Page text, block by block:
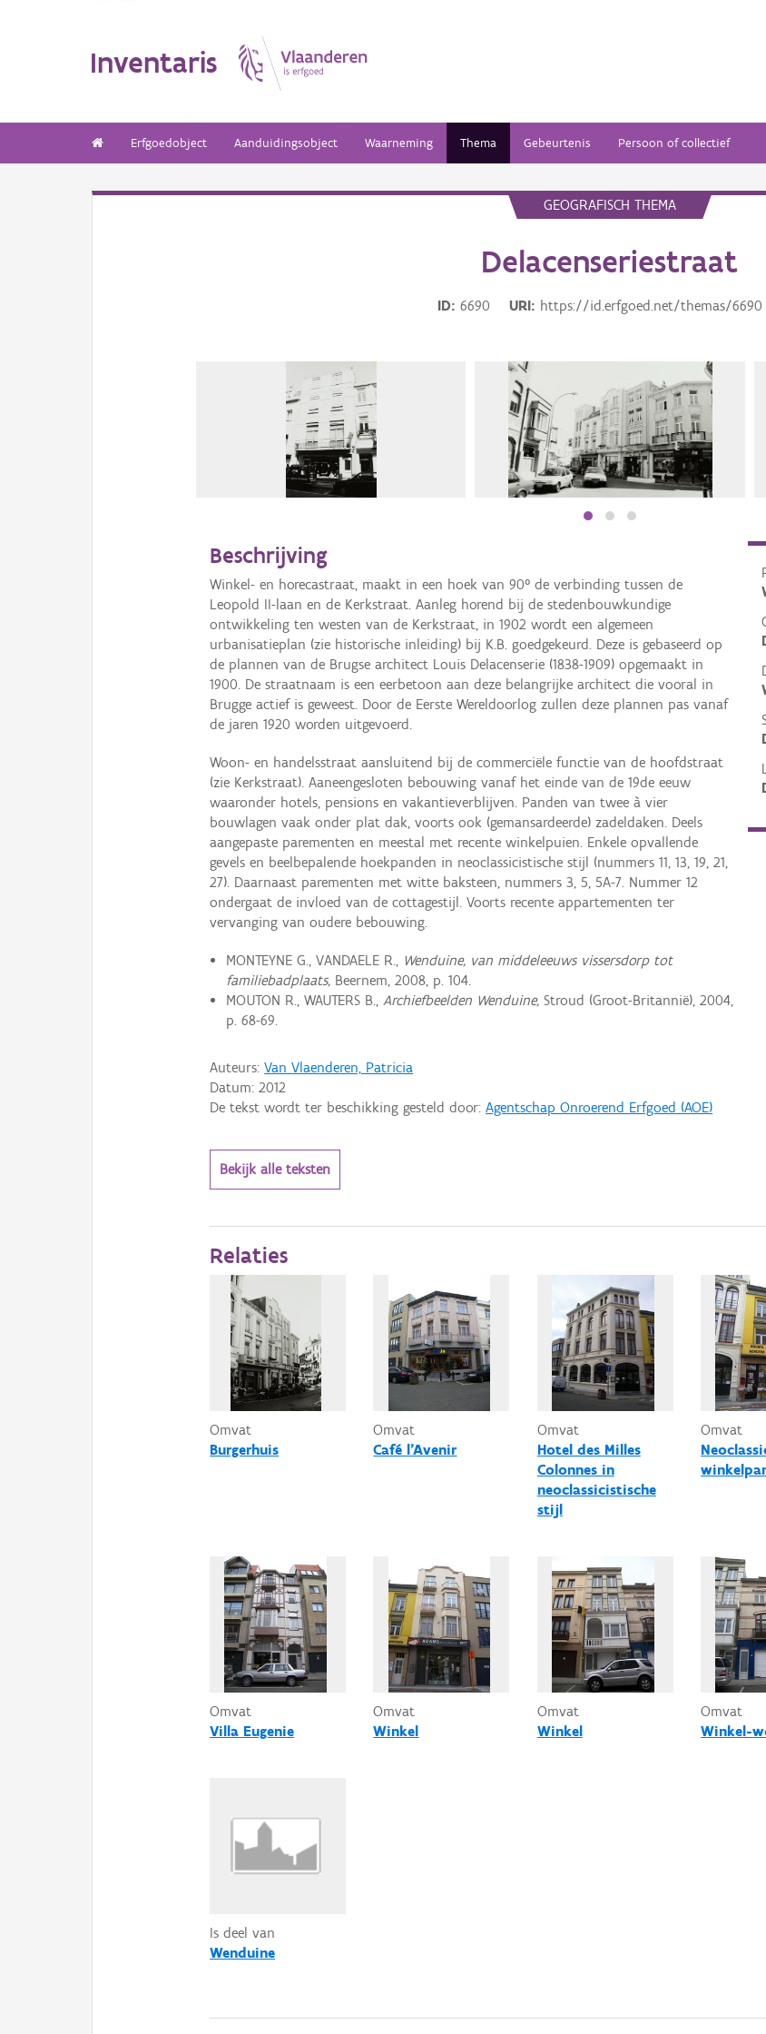
Inventaris
Erfgoedobject Aanduidingsobject Waarneming Thema Gebeurtenis Persoon of collectief
GEOGRAFISCH THEMA
Delacenseriestraat
ID 6690 URI https://id.erfgoed.net/themas/6690
Beschrijving
Winkel- en horecastraat, maakt in een hoek van 90° de verbinding tussen de
Leopold II-laan en de Kerkstraat. Aanleg horend bij de stedenbouwkundige
ontwikkeling ten westen van de Kerkstraat, in 1902 wordt een algemeen
urbanisatieplan (zie historische inleiding) bij K.B. goedgekeurd. Deze is gebaseerd op
de plannen van de Brugse architect Louis Delacenserie (1838-1909) opgemaakt in
1900. De straatnaam is een eerbetoon aan deze belangrijke architect die vooral in
Brugge actief is geweest. Door de Eerste Wereldoorlog zullen deze plannen pas vanaf
de jaren 1920 worden uitgevoerd.
Woon- en handelsstraat aansluitend bij de commerciële functie van de hoofdstraat
(zie Kerkstraat). Aaneengesloten bebouwing vanaf het einde van de 19de eeuw
waaronder hotels, pensions en vakantieverblijven. Panden van twee à vier
bouwlagen vaak onder plat dak, voorts ook (gemansardeerde) zadeldaken. Deels
aangepaste parementen en meestal met recente winkelpuien. Enkele opvallende
gevels en beelbepalende hoekpanden in neoclassicistische stijl (nummers 11, 13, 19, 21,
27). Daarnaast parementen met witte baksteen, nummers 3, 5, 5A-7. Nummer 12
ondergaat de invloed van de cottagestijl. Voorts recente appartementen ter
vervanging van oudere bebouwing.
MONTEYNE G., VANDAELE R., Wenduine, van middeleeuws vissersdorp tot
familiebadplaats,Beernem, 2008, p. 104.
MOUTON R., WAUTERS B., Archiefbeelden Wenduine,Stroud (Groot-Britannië), 2004,
p. 68-69.
Auteurs:Van Vlaenderen, Patricia
Datum:2012
De tekst wordt ter beschikking gesteld door:Agentschap Onroerend Erfgoed (AOE)
Bekijk alle teksten
Relaties
Omvat
Burgerhuis
Omvat
Café l'Avenir
Omvat
Hotel des Milles
Colonnes in
neoclassicistische
stijl
Omvat
Omvat
Villa Eugenie
Omvat
Winkel
Omvat
Winkel
Omvat
Winkel-
Is deel van
Wenduine